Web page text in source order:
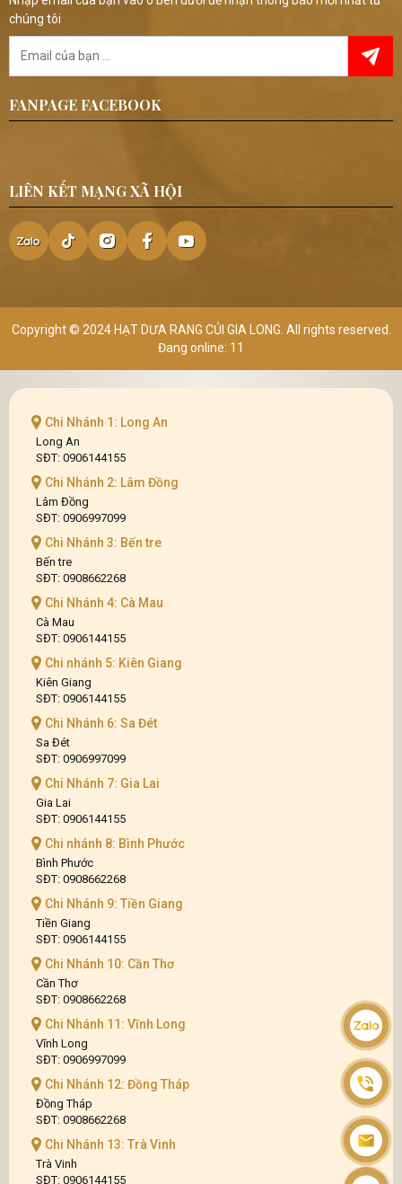
chúng tôi
FANPAGE FACEBOOK
LIÊN KẾT MẠNG XÃ HỘI
Copyright © 2024 HẠT DƯA RANG CỦI GIA LONG . All rights reserved.
Đang online: 11
Chi Nhánh 1: Long An
Long An
SĐT: 0906144155
Chi Nhánh 2: Lâm Đồng
Lâm Đồng
SĐT: 0906997099
Chi Nhánh 3: Bến tre
Bến tre
SĐT: 0908662268
Chi Nhánh 4: Cà Mau
Cà Mau
SĐT: 0906144155
Chi nhánh 5: Kiên Giang
Kiên Giang
SĐT: 0906144155
Chi Nhánh 6: Sa Đét
Sa Đét
SĐT: 0906997099
Chi Nhánh 7: Gia Lai
Gia Lai
SĐT: 0906144155
Chi nhánh 8: Bình Phước
Bình Phước
SĐT: 0908662268
Chi Nhánh 9: Tiền Giang
Tiền Giang
SĐT: 0906144155
Chi Nhánh 10: Cần Thơ
Cần Thơ
SĐT: 0908662268
Chi Nhánh 11: Vĩnh Long
Vĩnh Long
SĐT: 0906997099
Chi Nhánh 12: Đồng Tháp
Đồng Tháp
SĐT: 0908662268
Chi Nhánh 13: Trà Vinh
Trà Vinh
SĐT: 0906144155